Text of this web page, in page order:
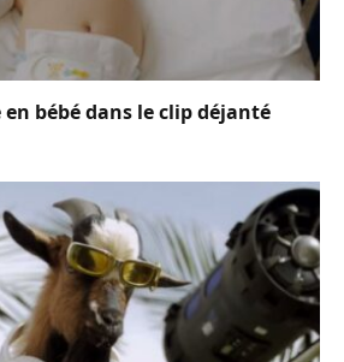
bébé dans le clip déjanté